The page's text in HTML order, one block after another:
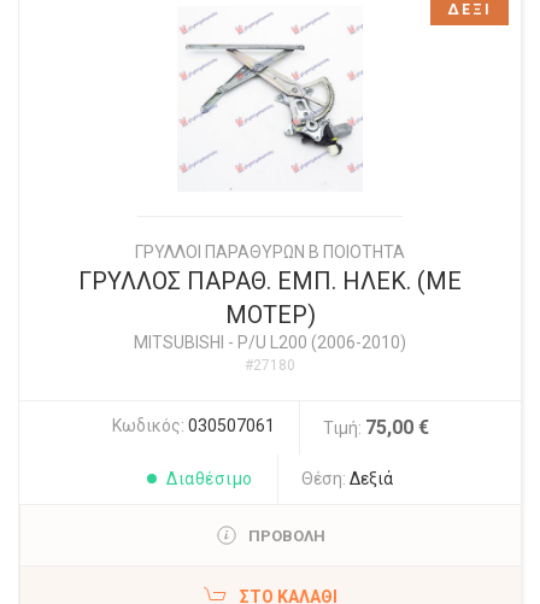
ΓΡΥΛΛΟΙ ΠΑΡΑΘΥΡΩΝ Β ΠΟΙΟΤΗΤΑ
ΓΡΥΛΛΟΣ ΠΑΡΑΘ. ΕΜΠ. ΗΛΕΚ. (ΜΕ
ΜΟΤΕΡ)
MITSUBISHI - P/U L200 (2006-2010)
#27180
Κωδικός: 030507061 Τιμή: 75,00 €
Διαθέσιμο Θέση: Δεξιά
ΠΡΟΒΟΛΗ
ΣΤΟ ΚΑΛΆΘΙ
ΔΕΞΙ